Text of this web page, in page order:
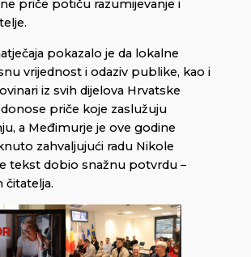
priče potiču razumijevanje i
pokazalo je da lokalne
vrijednost i odaziv publike, kao i
iz svih dijelova Hrvatske
priče koje zaslužuju
a Međimurje je ove godine
zahvaljujući radu Nikole
tekst dobio snažnu potvrdu –
čitatelja.